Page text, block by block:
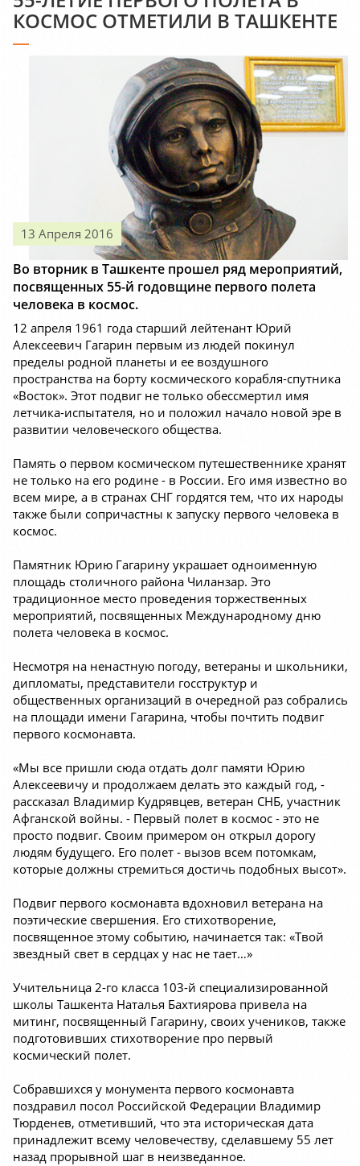
КОСМОС ОТМЕТИЛИ В ТАШКЕНТЕ
13 Апреля 2016
Во вторник в Ташкенте прошел ряд мероприятий,
посвященных 55-й годовщине первого полета
человека в космос.
12 апреля 1961 года старший лейтенант Юрий
Алексеевич Гагарин первым из людей покинул
пределы родной планеты и ее воздушного
пространства на борту космического корабля-спутника
«Восток». Этот подвиг не только обессмертил имя
летчика-испытателя, но и положил начало новой эре в
развитии человеческого общества.
Память о первом космическом путешественнике хранят
не только на его родине - в России. Его имя известно во
всем мире, а в странах СНГ гордятся тем, что их народы
также были сопричастны к запуску первого человека в
космос.
Памятник Юрию Гагарину украшает одноименную
площадь столичного района Чиланзар. Это
традиционное место проведения торжественных
мероприятий, посвященных Международному дню
полета человека в космос.
Несмотря на ненастную погоду, ветераны и школьники,
дипломаты, представители госструктур и
общественных организаций в очередной раз собрались
на площади имени Гагарина, чтобы почтить подвиг
первого космонавта.
«Мы все пришли сюда отдать долг памяти Юрию
Алексеевичу и продолжаем делать это каждый год, -
рассказал Владимир Кудрявцев, ветеран СНБ, участник
Афганской войны. - Первый полет в космос - это не
просто подвиг. Своим примером он открыл дорогу
людям будущего. Его полет - вызов всем потомкам,
которые должны стремиться достичь подобных высот».
Подвиг первого космонавта вдохновил ветерана на
поэтические свершения. Его стихотворение,
посвященное этому событию, начинается так: «Твой
звездный свет в сердцах у нас не тает…»
Учительница 2-го класса 103-й специализированной
школы Ташкента Наталья Бахтиярова привела на
митинг, посвященный Гагарину, своих учеников, также
подготовивших стихотворение про первый
космический полет.
Собравшихся у монумента первого космонавта
поздравил посол Российской Федерации Владимир
Тюрденев, отметивший, что эта историческая дата
принадлежит всему человечеству, сделавшему 55 лет
назад прорывной шаг в неизведанное.